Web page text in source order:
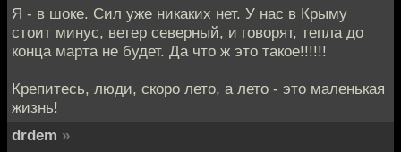
Я - в шоке. Сил уже никаких нет. У нас в Крыму
стоит минус, ветер северный, и говорят, тепла до
конца марта не будет. Да что ж это такое!!!!!!
Крепитесь, люди, скоро лето, а лето - это маленькая
жизнь!
drdem »